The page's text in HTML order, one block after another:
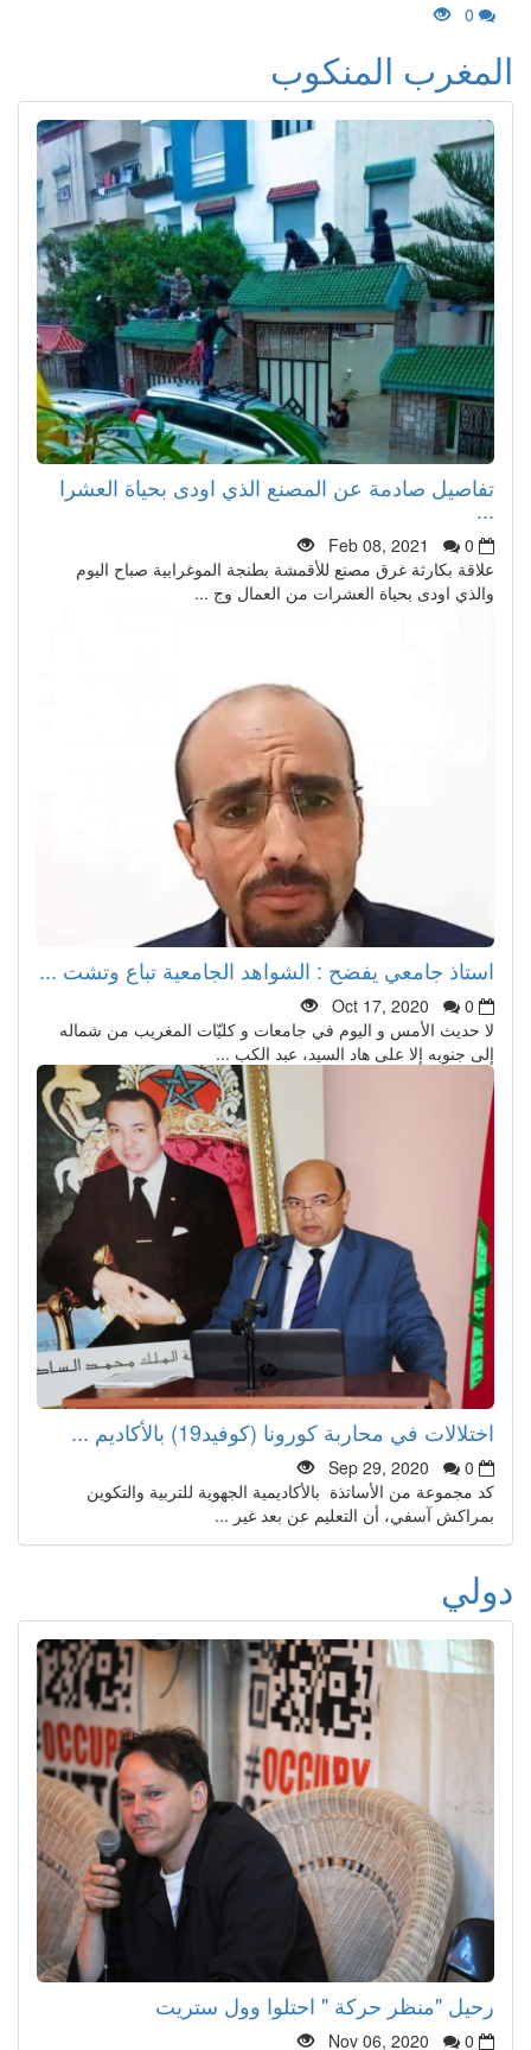
0
المغرب المنكوب
تفاصيل صادمة عن المصنع الذي اودى بحياة العشرا
Feb 08, 2021
0
علاقة بكارثة غرق مصنع للأقمشة بطنجة الموغرابية صباح اليوم
والذي اودى بحياة العشرات من العمال وج ...
استاذ جامعي يفضح : الشواهد الجامعية تباع وتشت ...
Oct 17, 2020
0
لا حديث الأمس و اليوم في جامعات و كليّات المغريب من شماله
إلى جنوبه إلا على هاد السيد، عبد الكب ...
اختلالات في محاربة كورونا (كوفيد19) بالأكاديم ...
Sep 29, 2020
0
كد مجموعة من الأساتذة بالأكاديمية الجهوية للتربية والتكوين
بمراكش آسفي، أن التعليم عن بعد غير ...
دولي
رحيل "منظر حركة " احتلوا وول ستريت
Nov 06, 2020 0